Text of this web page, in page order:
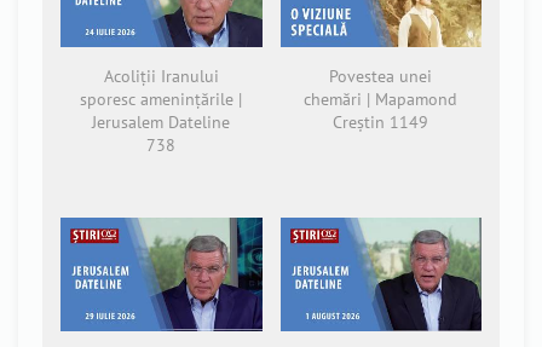
Acoliții Iranului
sporesc amenințările |
Jerusalem Dateline
738
Povestea unei
chemări | Mapamond
Creștin 1149